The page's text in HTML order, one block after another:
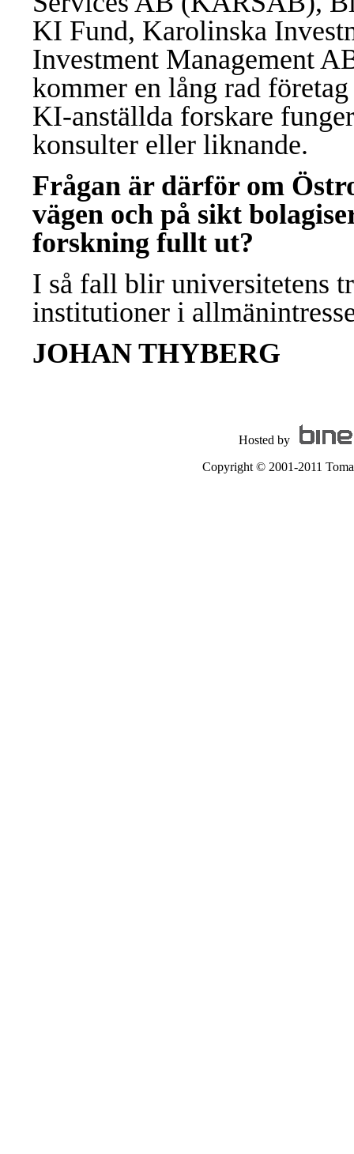
KI Fund, Karolinska
Investment Management
kommer en lång rad
KI-anställda forskare
konsulter eller liknande.
Frågan är därför om
vägen och på sikt
forskning fullt ut?
I så fall blir universitetens
institutioner i
JOHAN THYBERG
Hosted by
Copyright © 2001-2011